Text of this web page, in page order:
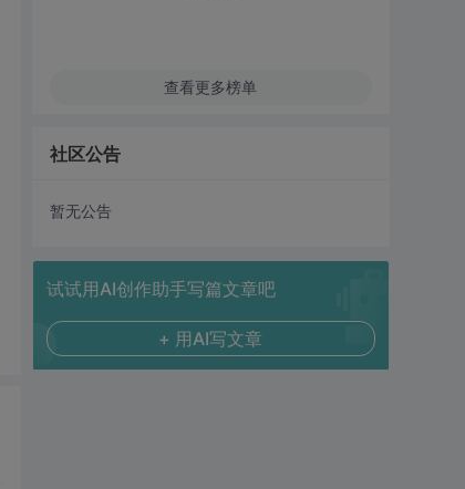
查看更多榜单
社区公告
暂无公告
试试用AI创作助手写篇文章吧
+ 用AI写文章